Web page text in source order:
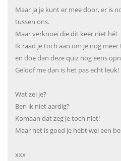
Maar ja je kunt er mee door, er is
tussen ons.
Maar verknoei die dit keer niet hé!
Ik raad je toch aan om je nog
en doe dan deze quiz nog eens
Geloof me dan is het pas echt leuk!
Wat zei je?
Ben ik niet aardig?
Komaan dat zeg je toch niet!
Maar het is goed je hebt wel een
xxx